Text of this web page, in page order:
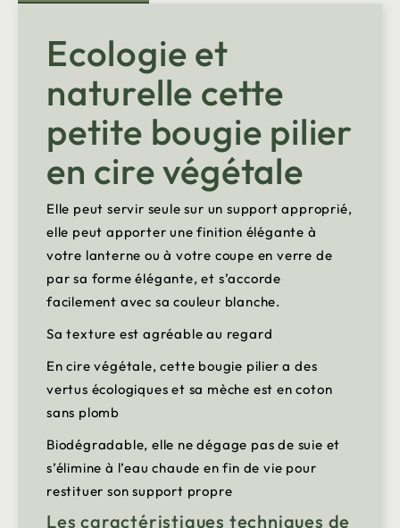
Ecologie et
naturelle cette
petite bougie pilier
en cire végétale
Elle peut servir seule sur un support approprié,
elle peut apporter une finition élégante à
votre lanterne ou à votre coupe en verre de
par sa forme élégante, et s’accorde
facilement avec sa couleur blanche.
Sa texture est agréable au regard
En cire végétale, cette bougie pilier a des
vertus écologiques et sa mèche est en coton
sans plomb
Biodégradable, elle ne dégage pas de suie et
s’élimine à l’eau chaude en fin de vie pour
restituer son support propre
Les caractéristiques techniques de